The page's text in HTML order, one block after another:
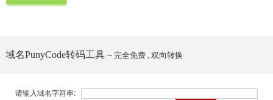
域名PunyCode转码工具 -- 完全免费 , 双向转换
请输入域名字符串: